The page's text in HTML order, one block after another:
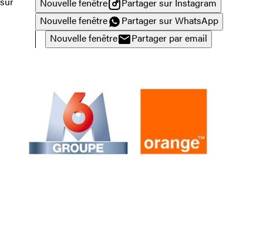
Nouvelle fenêtre
Partager sur WhatsApp
Nouvelle fenêtre
Partager par email